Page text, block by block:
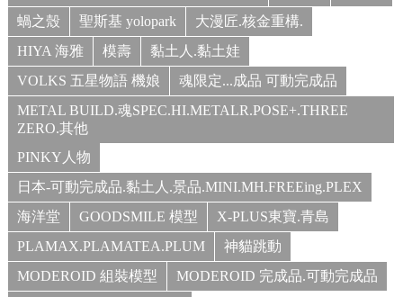
蝸之殼
聖斯基 yolopark
大漫匠.核金重構.
HIYA 海雅
模壽
黏土人.黏土娃
VOLKS 五星物語 機娘
魂限定...成品 可動完成品
METAL BUILD.魂SPEC.HI.METALR.POSE+.THREE
ZERO.其他
PINKY人物
日本-可動完成品.黏土人.景品.MINI.MH.FREEing.PLEX
海洋堂
GOODSMILE 模型
X-PLUS東寶.青島
PLAMAX.PLAMATEA.PLUM
神貓跳動
MODEROID 組裝模型
MODEROID 完成品.可動完成品